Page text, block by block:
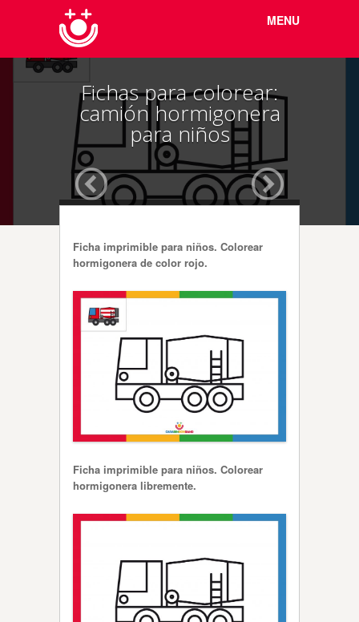
content
MENU
Fichas para colorear:
camión hormigonera
para niños
Ficha imprimible para niños. Colorear
hormigonera de color rojo.
Ficha imprimible para niños. Colorear
hormigonera libremente.